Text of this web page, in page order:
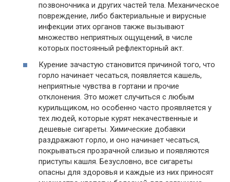
позвоночника и других частей тела. Механическое
повреждение, либо бактериальные и вирусные
инфекции этих органов также вызывают
множество неприятных ощущений, в числе
которых постоянный рефлекторный акт.
Курение зачастую становится причиной того, что
горло начинает чесаться, появляется кашель,
неприятные чувства в гортани и прочие
отклонения. Это может случиться с любым
курильщиком, но особенно часто проявляется у
тех людей, которые курят некачественные и
дешевые сигареты. Химические добавки
раздражают горло, и оно начинает чесаться,
покрываться прозрачной слизью и появляются
приступы кашля. Безусловно, все сигареты
опасны для здоровья и каждые из них приносят